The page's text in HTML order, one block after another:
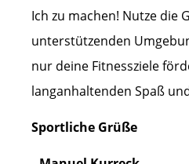
Ich zu machen! Nutze die
unterstützenden
nur deine Fitnessziele
langanhaltenden Spaß
Sportliche Grüße